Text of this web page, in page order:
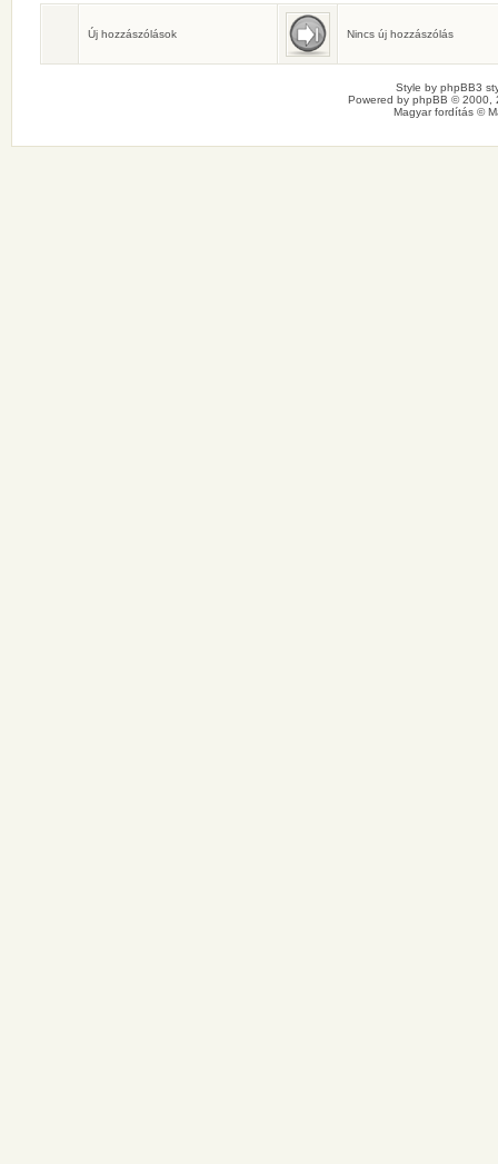
Születésnaposok
Ma senkinek sincs születésnapja.
Új hozzászólások Nincs új hozzászólás
Style by phpBB3
Powered by phpBB © 2000,
Magyar fordítás ©